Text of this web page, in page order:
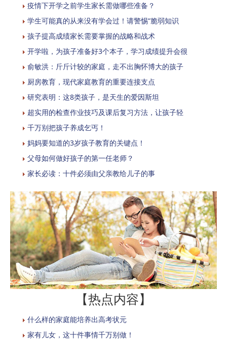
疫情下开学之前学生家长需做哪些准备？
学生可能真的从来没有学会过！请警惕“脆弱知识
孩子提高成绩家长需要掌握的战略和战术
开学啦，为孩子准备好3个本子，学习成绩提升会很
俞敏洪：斤斤计较的家庭，走不出胸怀博大的孩子
厨房教育，现代家庭教育的重要连接支点
研究表明：这8类孩子，是天生的爱因斯坦
超实用的检查作业技巧及课后复习方法，让孩子轻
千万别把孩子养成乞丐！
妈妈要知道的3岁孩子教育的关键点！
父母如何做好孩子的第一任老师？
家长必读：十件必须由父亲教给儿子的事
【热点内容】
什么样的家庭能培养出高考状元
家有儿女，这十件事情千万别做！